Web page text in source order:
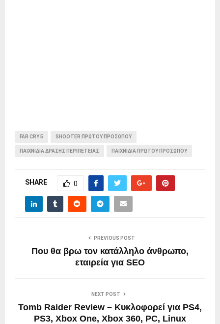
FAR CRY 5 SHOOTER ΠΡΩΤΟΥ ΠΡΟΣΩΠΟΥ
ΠΑΙΧΝΊΔΙΑ ΔΡΆΣΗΣ ΠΕΡΙΠΈΤΕΙΑΣ ΠΑΙΧΝΊΔΙΑ ΠΡΏΤΟΥ ΠΡΟΣΏΠΟΥ
SHARE 0
PREVIOUS POST
Που θα βρω τον κατάλληλο άνθρωπο,
εταιρεία για SEO
NEXT POST
Tomb Raider Review – Κυκλοφορεί για PS4,
PS3, Xbox One, Xbox 360, PC, Linux